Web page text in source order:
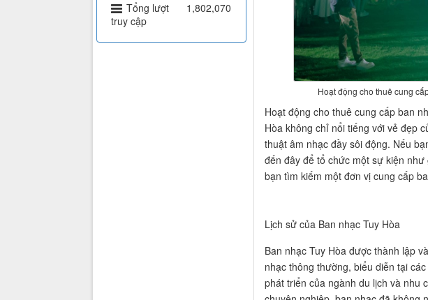
Hoạt động cho thuê cung
Hoạt động cho thuê cung cấp ban
Hòa không chỉ nổi tiếng với vẻ đẹp
thuật âm nhạc đầy sôi động. Nếu
đến đây để tổ chức một sự kiện
bạn tìm kiếm một đơn vị cung cấp
Lịch sử của Ban nhạc Tuy Hòa
Ban nhạc Tuy Hòa được thành lập
nhạc thông thường, biểu diễn tại
phát triển của ngành du lịch và nhu
Tổng lượt
truy cập
1,802,070